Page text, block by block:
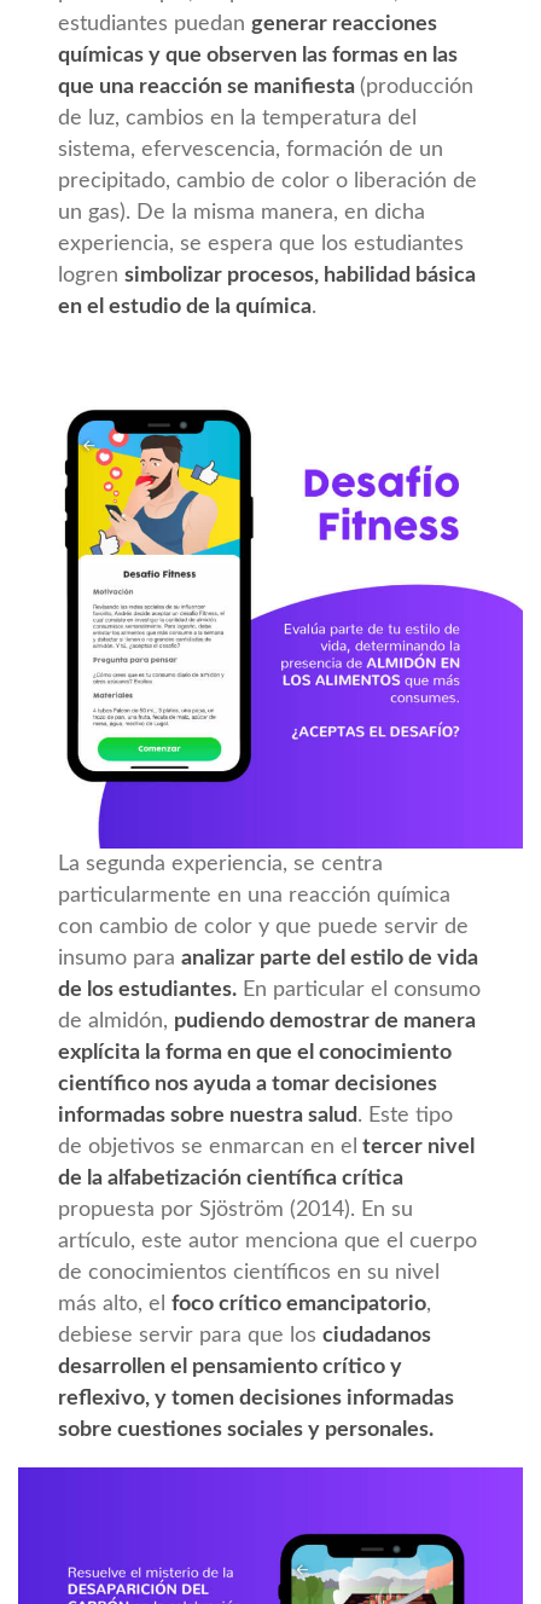
estudiantes puedangenerar reacciones
químicas y que observen las formas en las
que una reacción se manifiesta(producción
de luz, cambios en la temperatura del
sistema, efervescencia, formación de un
precipitado, cambio de color o liberación de
un gas). De la misma manera, en dicha
experiencia, se espera que los estudiantes
logrensimbolizar procesos, habilidad básica
en el estudio de la química.
La segunda experiencia, se centra
particularmente en una reacción química
con cambio de color y que puede servir de
insumo paraanalizar parte del estilo de vida
de los estudiantes. En particular el consumo
de almidón, pudiendo demostrar de manera
explícita la forma en que el conocimiento
científico nos ayuda a tomar decisiones
informadas sobre nuestra salud. Este tipo
de objetivos se enmarcan en el tercer nivel
de la alfabetización científica crítica
propuesta por Sjöström (2014). En su
artículo, este autor menciona que el cuerpo
de conocimientos científicos en su nivel
más alto, elfoco crítico emancipatorio,
debiese servir para que losciudadanos
desarrollen el pensamiento crítico y
reflexivo, y tomen decisiones informadas
sobre cuestiones sociales y personales.